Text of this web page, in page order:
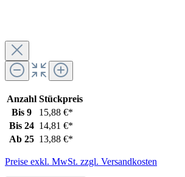
Anzahl Stückpreis
Bis 9
15,88 €*
Bis 24 14,81 €*
Ab 25 13,88 €*
Preise exkl. MwSt. zzgl. Versandkosten